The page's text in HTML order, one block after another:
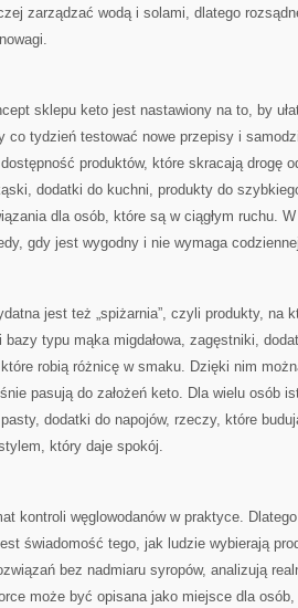
zarządzać wodą i solami, dlatego
sklepu keto jest nastawiony na to, by
co tydzień testować nowe przepisy i
produktów, które skracają drogę
dodatki do kuchni, produkty do
dla osób, które są w ciągłym ruchu.
gdy jest wygodny i nie wymaga
jest też „spiżarnia”, czyli produkty, na
bazy typu mąka migdałowa, zagęstniki,
robią różnicę w smaku. Dzięki nim
pasują do założeń keto. Dla wielu osób
dodatki do napojów, rzeczy, które
który daje spokój.
kontroli węglowodanów w praktyce.
świadomość tego, jak ludzie wybierają
bez nadmiaru syropów, analizują
może być opisana jako miejsce dla